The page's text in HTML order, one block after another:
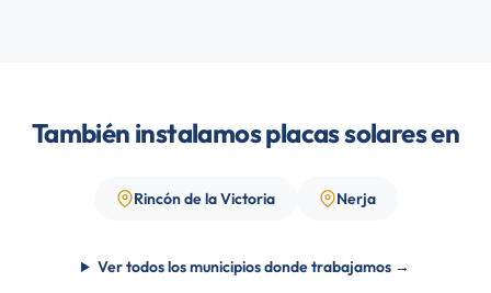
También instalamos placas solares en
Rincón de la Victoria Nerja
Ver todos los municipios donde trabajamos →